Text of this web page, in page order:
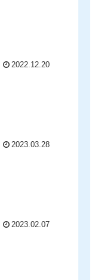
2022.12.20
2023.03.28
2023.02.07